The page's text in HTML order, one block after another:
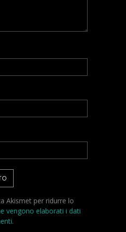
Akismet per ridurre lo
vengono elaborati i dati
.